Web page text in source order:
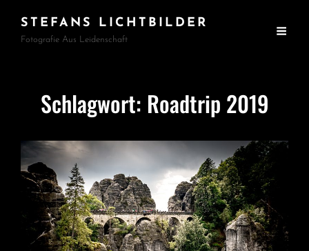
STEFANS LICHTBILDER
Fotografie Aus Leidenschaft
Schlagwort: Roadtrip 2019